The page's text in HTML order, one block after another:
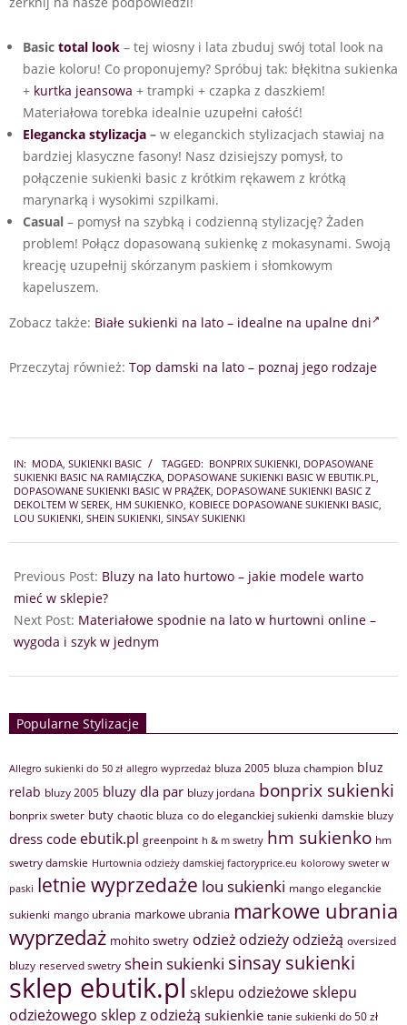
Basic total look – tej wiosny i lata zbuduj swój total look na
bazie koloru! Co proponujemy? Spróbuj tak: błękitna sukienka
+ kurtka jeansowa + trampki + czapka z daszkiem!
Materiałowa torebka idealnie uzupełni całość!
Elegancka stylizacja – w eleganckich stylizacjach stawiaj na
bardziej klasyczne fasony! Nasz dzisiejszy pomysł, to
połączenie sukienki basic z krótkim rękawem z krótką
marynarką i wysokimi szpilkami.
Casual – pomysł na szybką i codzienną stylizację? Żaden
problem! Połącz dopasowaną sukienkę z mokasynami. Swoją
kreację uzupełnij skórzanym paskiem i słomkowym
kapeluszem.
Zobacz także: Białe sukienki na lato – idealne na upalne dni
Przeczytaj również: Top damski na lato – poznaj jego rodzaje
04-
19
IN: MODA SUKIENKI BASIC TAGGED: BONPRIX SUKIENKI DOPASOWANE
SUKIENKI BASIC NA RAMIĄCZKA DOPASOWANE SUKIENKI BASIC W EBUTIK.PL
DOPASOWANE SUKIENKI BASIC W PRĄŻEK DOPASOWANE SUKIENKI BASIC Z
DEKOLTEM W SEREK HM SUKIENKO KOBIECE DOPASOWANE SUKIENKI BASIC
LOU SUKIENKI SHEIN SUKIENKI SINSAY SUKIENKI
Previous Post: Bluzy na lato hurtowo – jakie modele warto
mieć w sklepie?
Next Post: Materiałowe spodnie na lato w hurtowni online –
wygoda i szyk w jednym
Popularne Stylizacje
Allegro sukienki do 50 zł allegro wyprzedaż bluza 2005 bluza champion bluz
relab bluzy 2005 bluzy dla par bluzy jordana bonprix sukienki
bonprix sweter buty chaotic bluza co do eleganckiej sukienki damskie bluzy
dress code ebutik.pl greenpoint h & m swetry hm sukienko hm
swetry damskie Hurtownia odzieży damskiej factoryprice.eu kolorowy sweter w
paski letnie wyprzedaże lou sukienki mango eleganckie
sukienki mango ubrania markowe ubrania markowe ubrania
wyprzedaż mohito swetry odzież odzieży odzieżą oversized
bluzy reserved swetry shein sukienki sinsay sukienki
sklep ebutik.pl sklepu odzieżowesklepu
odzieżowego sklep z odzieżą sukienkie tanie sukienki do 50 zł